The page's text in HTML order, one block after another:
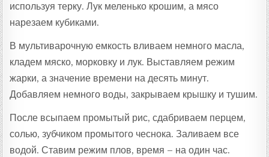
используя терку. Лук меленько крошим, а мясо
нарезаем кубиками.
В мультиварочную емкость вливаем немного масла,
кладем мяско, морковку и лук. Выставляем режим
жарки, а значение времени на десять минут.
Добавляем немного воды, закрываем крышку и тушим.
После всыпаем промытый рис, сдабриваем перцем,
солью, зубчиком промытого чеснока. Заливаем все
водой. Ставим режим плов, время – на один час.